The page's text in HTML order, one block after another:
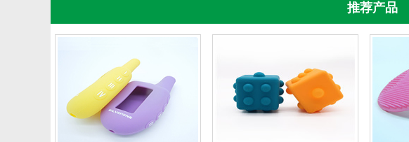
推荐产品